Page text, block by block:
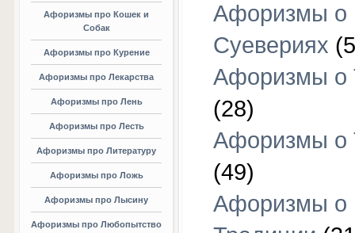
Афоризмы про Кошек и
Собак
Афоризмы про Курение
Афоризмы про Лекарства
Афоризмы про Лень
Афоризмы про Лесть
Афоризмы про Литературу
Афоризмы про Ложь
Афоризмы про Лысину
Афоризмы про Любопытство
Афоризмы о
Суевериях
Афоризмы о
(28)
Афоризмы о
(49)
Афоризмы о